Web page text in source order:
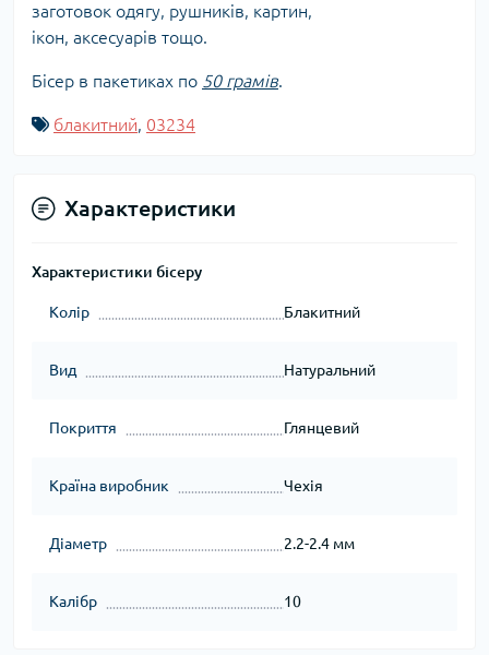
заготовок одягу, рушників, картин,
ікон, аксесуарів тощо.
Бісер в пакетиках по 50 грамів.
блакитний, 03234
Характеристики
Характеристики бісеру
Колір Блакитний
Вид Натуральний
Покриття Глянцевий
Країна виробник Чехія
Діаметр 2.2-2.4 мм
Калібр 10